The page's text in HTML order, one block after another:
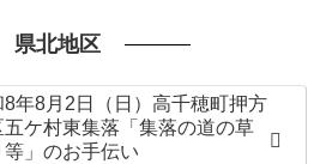
県北地区
8年8月2日（日）高千穂町押方
五ケ村東集落「集落の道の草
等」のお手伝い